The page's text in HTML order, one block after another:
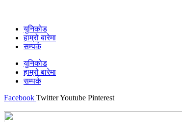
युनिकोड
हाम्रो बारेमा
सम्पर्क
युनिकोड
हाम्रो बारेमा
सम्पर्क
Facebook TwitterYoutube Pinterest